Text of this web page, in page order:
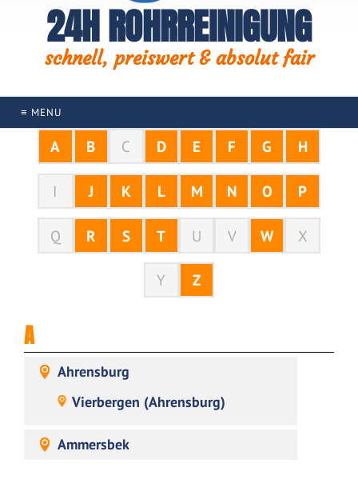
24H ROHRREINIGUNG
schnell, preiswert & absolut fair
≡ MENU
A B C D E F G H
I J K L M N O P
Q R S T U V W X
Y Z
A
Ahrensburg
Vierbergen (Ahrensburg)
Ammersbek